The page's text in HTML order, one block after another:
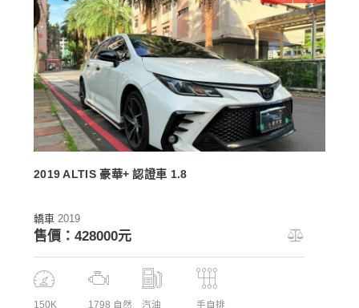
2019 ALTIS 豪華+ 認證車 1.8
轎車 2019
售價：428000元
150K
1798 自然
汽油 手自排